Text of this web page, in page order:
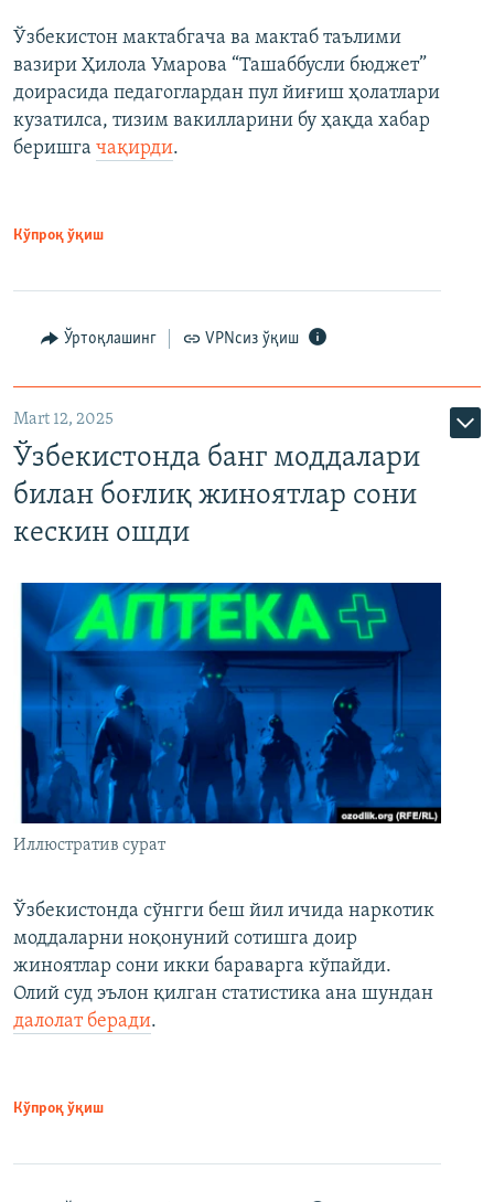
Ўзбекистон мактабгача ва мактаб таълими
вазири Ҳилола Умарова “Ташаббусли бюджет”
доирасида педагоглардан пул йиғиш ҳолатлари
кузатилса, тизим вакилларини бу ҳақда хабар
беришга чақирди.
Кўпроқ ўқиш
Ўртоқлашинг VPNсиз ўқиш
Mart 12, 2025
Ўзбекистонда банг моддалари
билан боғлиқ жиноятлар сони
кескин ошди
Иллюстратив сурат
Ўзбекистонда сўнгги беш йил ичида наркотик
моддаларни ноқонуний сотишга доир
жиноятлар сони икки бараварга кўпайди.
Олий суд эълон қилган статистика ана шундан
далолат беради.
Кўпроқ ўқиш